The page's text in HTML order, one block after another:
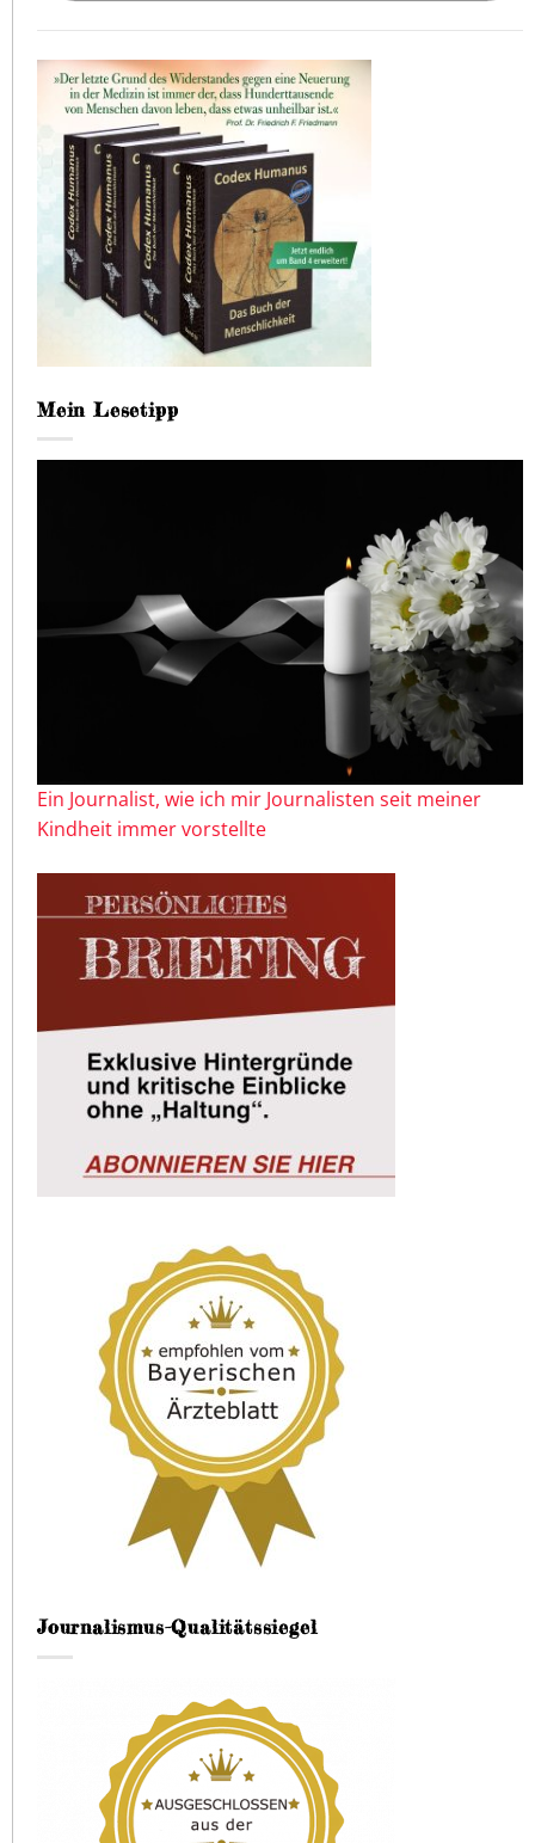
Mein Lesetipp
Ein Journalist, wie ich mir Journalisten seit meiner
Kindheit immer vorstellte
Journalismus-Qualitätssiegel